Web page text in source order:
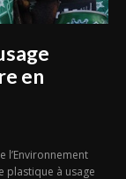
en
l’Environnement
plastique à usage